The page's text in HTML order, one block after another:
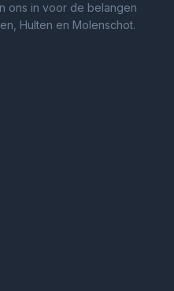
ons in voor de belangen
Hulten en Molenschot.